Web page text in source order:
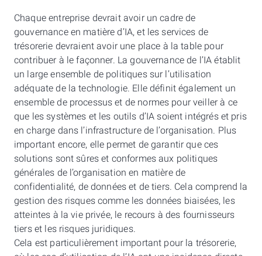
Chaque entreprise devrait avoir un cadre de
gouvernance en matière d’IA, et les services de
trésorerie devraient avoir une place à la table pour
contribuer à le façonner. La gouvernance de l’IA établit
un large ensemble de politiques sur l’utilisation
adéquate de la technologie. Elle définit également un
ensemble de processus et de normes pour veiller à ce
que les systèmes et les outils d’IA soient intégrés et pris
en charge dans l’infrastructure de l’organisation. Plus
important encore, elle permet de garantir que ces
solutions sont sûres et conformes aux politiques
générales de l’organisation en matière de
confidentialité, de données et de tiers. Cela comprend la
gestion des risques comme les données biaisées, les
atteintes à la vie privée, le recours à des fournisseurs
tiers et les risques juridiques.
Cela est particulièrement important pour la trésorerie,